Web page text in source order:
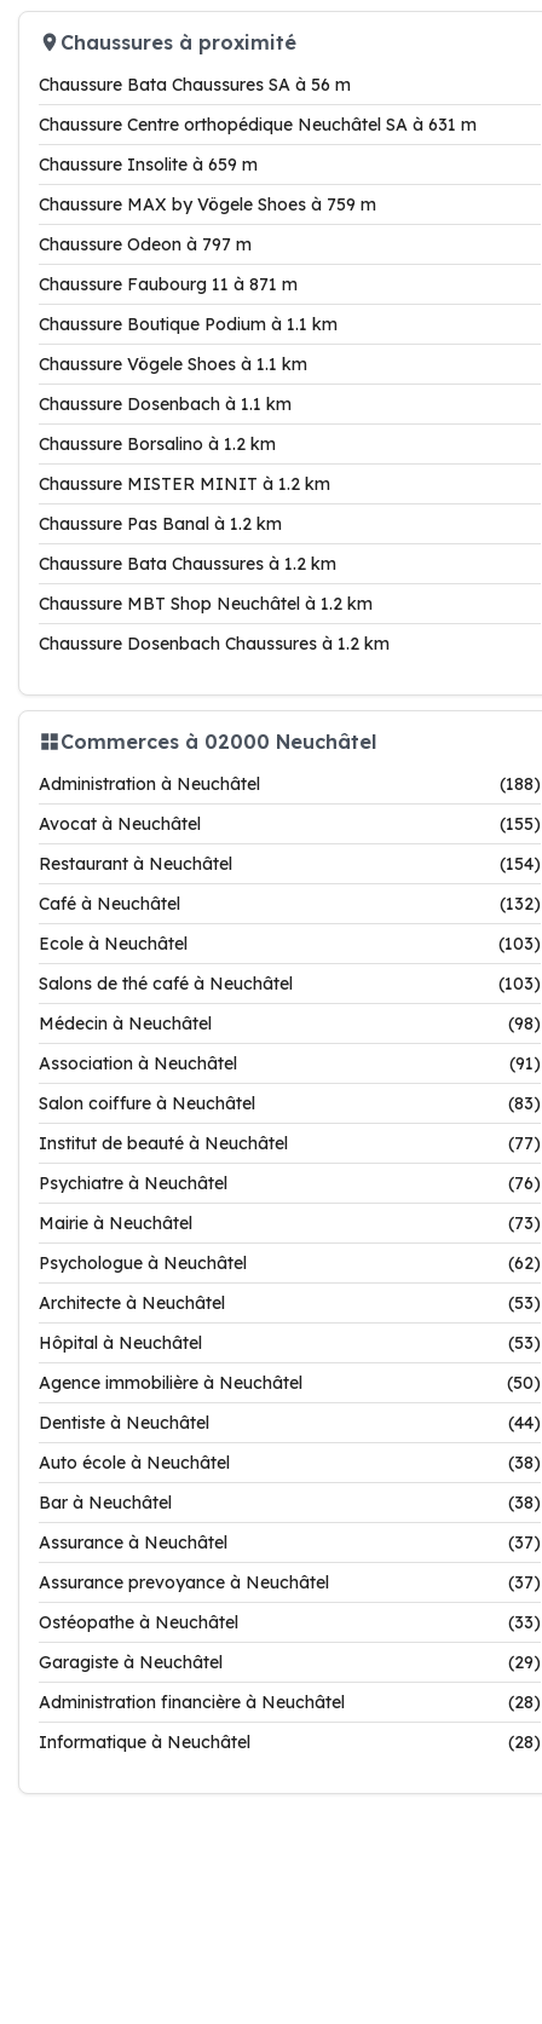
Chaussures à proximité
Chaussure Bata Chaussures SA à 56 m
Chaussure Centre orthopédique Neuchâtel SA à 631 m
Chaussure Insolite à 659 m
Chaussure MAX by Vögele Shoes à 759 m
Chaussure Odeon à 797 m
Chaussure Faubourg 11 à 871 m
Chaussure Boutique Podium à 1.1 km
Chaussure Vögele Shoes à 1.1 km
Chaussure Dosenbach à 1.1 km
Chaussure Borsalino à 1.2 km
Chaussure MISTER MINIT à 1.2 km
Chaussure Pas Banal à 1.2 km
Chaussure Bata Chaussures à 1.2 km
Chaussure MBT Shop Neuchâtel à 1.2 km
Chaussure Dosenbach Chaussures à 1.2 km
Commerces à 02000 Neuchâtel
Administration à Neuchâtel
(188)
Avocat à Neuchâtel
(155)
Restaurant à Neuchâtel
(154)
Café à Neuchâtel
(132)
Ecole à Neuchâtel
(103)
Salons de thé café à Neuchâtel
(103)
Médecin à Neuchâtel
(98)
Association à Neuchâtel
(91)
Salon coiffure à Neuchâtel
(83)
Institut de beauté à Neuchâtel
(77)
Psychiatre à Neuchâtel
(76)
Mairie à Neuchâtel
(73)
Psychologue à Neuchâtel
(62)
Architecte à Neuchâtel
(53)
Hôpital à Neuchâtel
(53)
Agence immobilière à Neuchâtel
(50)
Dentiste à Neuchâtel
(44)
Auto école à Neuchâtel
(38)
Bar à Neuchâtel
(38)
Assurance à Neuchâtel
(37)
Assurance prevoyance à Neuchâtel
(37)
Ostéopathe à Neuchâtel
(33)
Garagiste à Neuchâtel
(29)
Administration financière à Neuchâtel
(28)
Informatique à Neuchâtel
(28)